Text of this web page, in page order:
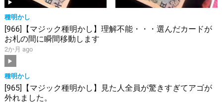
種明かし
[966]【マジック種明かし】理解不能・・・選んだカードが
お札の間に瞬間移動します
2か月 ago
種明かし
[965]【マジック種明かし】見た人全員が驚きすぎてアゴが
外れました。